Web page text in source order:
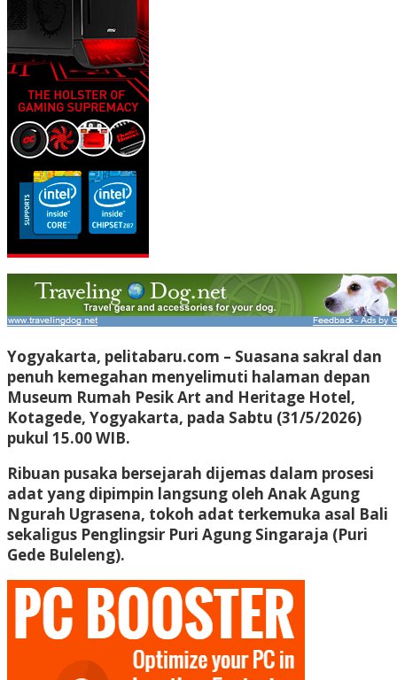
Yogyakarta, pelitabaru.com – Suasana sakral dan
penuh kemegahan menyelimuti halaman depan
Museum Rumah Pesik Art and Heritage Hotel,
Kotagede, Yogyakarta, pada Sabtu (31/5/2026)
pukul 15.00 WIB.
Ribuan pusaka bersejarah dijemas dalam prosesi
adat yang dipimpin langsung oleh Anak Agung
Ngurah Ugrasena, tokoh adat terkemuka asal Bali
sekaligus Penglingsir Puri Agung Singaraja (Puri
Gede Buleleng).